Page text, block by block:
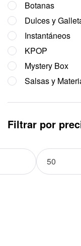
Botanas
Dulces y
Instantáneos
KPOP
Mystery Box
Salsas y
Filtrar por